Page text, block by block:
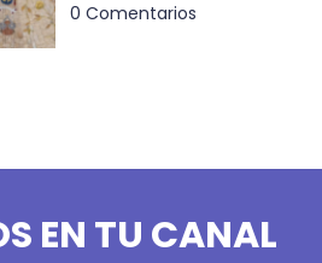
0 Comentarios
EN TU CANAL